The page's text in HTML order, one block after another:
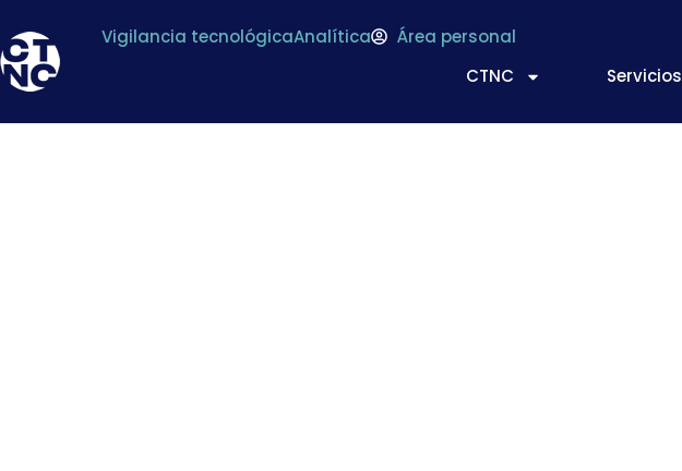
Vigilancia tecnológicaAnalítica
Área personal
CTNC
Servicios